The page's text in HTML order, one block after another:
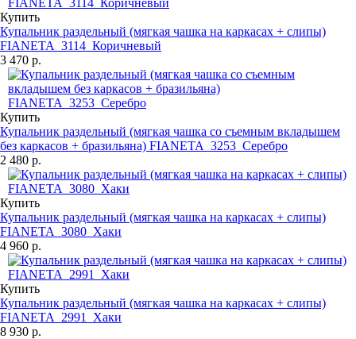
Купить
Купальник раздельный (мягкая чашка на каркасах + слипы)
FIANETA_3114_Коричневый
3 470 р.
Купить
Купальник раздельный (мягкая чашка со съемным вкладышем
без каркасов + бразильяна) FIANETA_3253_Серебро
2 480 р.
Купить
Купальник раздельный (мягкая чашка на каркасах + слипы)
FIANETA_3080_Хаки
4 960 р.
Купить
Купальник раздельный (мягкая чашка на каркасах + слипы)
FIANETA_2991_Хаки
8 930 р.